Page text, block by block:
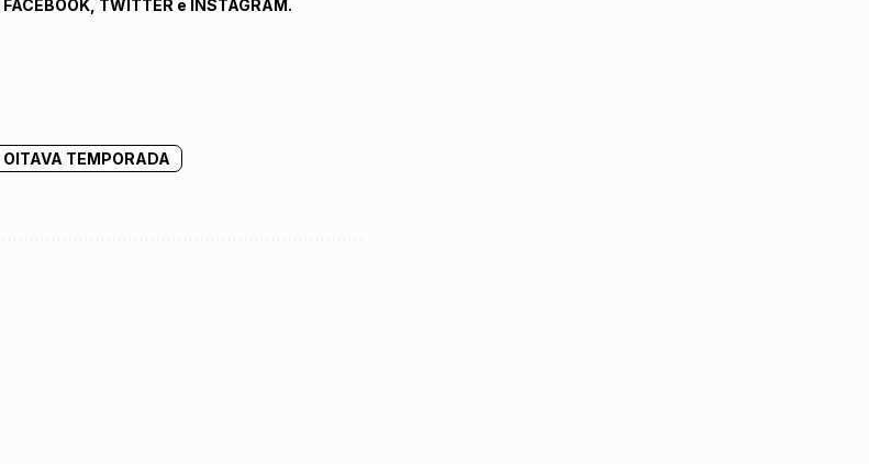
FACEBOOK TWITTER e INSTAGRAM.
OITAVA TEMPORADA